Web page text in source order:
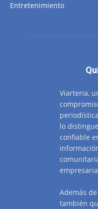
Entretenimiento
Viarteria,
lo
confiable
Además
también